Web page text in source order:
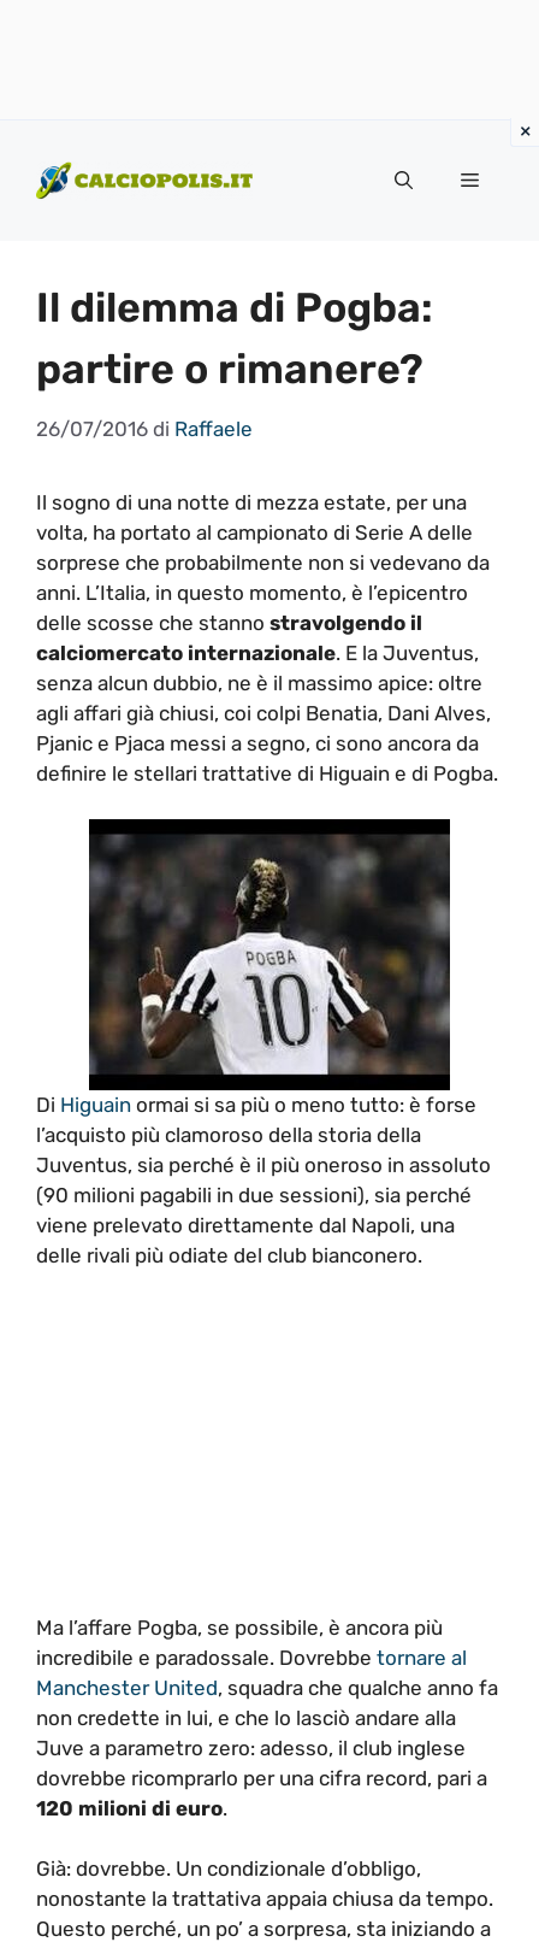
contenuto
Menu
Il dilemma di Pogba:
partire o rimanere?
26/07/2016 di Raffaele
Il sogno di una notte di mezza estate, per una
volta, ha portato al campionato di Serie A delle
sorprese che probabilmente non si vedevano da
anni. L’Italia, in questo momento, è l’epicentro
delle scosse che stanno stravolgendo il
calciomercato internazionale. E la Juventus,
senza alcun dubbio, ne è il massimo apice: oltre
agli affari già chiusi, coi colpi Benatia, Dani Alves,
Pjanic e Pjaca messi a segno, ci sono ancora da
definire le stellari trattative di Higuain e di Pogba.
Di Higuain ormai si sa più o meno tutto: è forse
l’acquisto più clamoroso della storia della
Juventus, sia perché è il più oneroso in assoluto
(90 milioni pagabili in due sessioni), sia perché
viene prelevato direttamente dal Napoli, una
delle rivali più odiate del club bianconero.
Ma l’affare Pogba, se possibile, è ancora più
incredibile e paradossale. Dovrebbe tornare al
Manchester United, squadra che qualche anno fa
non credette in lui, e che lo lasciò andare alla
Juve a parametro zero: adesso, il club inglese
dovrebbe ricomprarlo per una cifra record, pari a
120 milioni di euro.
Già: dovrebbe. Un condizionale d’obbligo,
nonostante la trattativa appaia chiusa da tempo.
Questo perché, un po’ a sorpresa, sta iniziando a